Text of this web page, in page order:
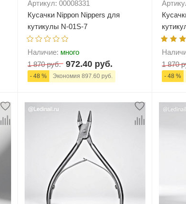
Артикул: 00008331
Кусачки Nippon Nippers для
кутикулы N-01S-7
Наличие: много
1 870 руб. 972.40 руб.
- 48 % Экономия 897.60 руб.
-
1 870
- 48 %
-